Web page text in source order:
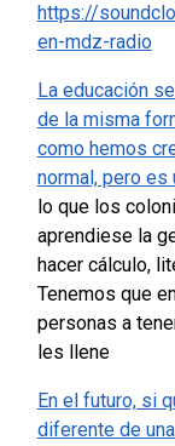
https://
en-mdz-radio
La educación
de la misma
como hemos
normal, pero es
lo que los
aprendiese la
hacer cálculo,
Tenemos que
personas a
les llene
En el futuro, si
diferente de